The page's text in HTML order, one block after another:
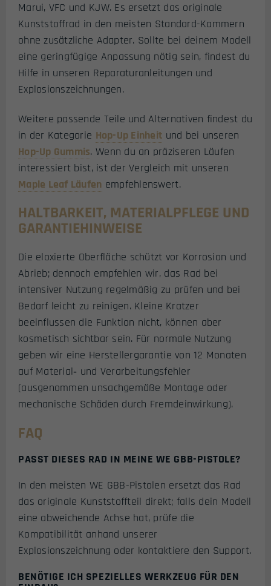
Marui, VFC und KJW. Es ersetzt das originale
Kunststoffrad in den meisten Standard-Kammern
ohne zusätzliche Adapter. Sollte bei deinem Modell
eine geringfügige Anpassung nötig sein, findest du
Hilfe in unseren Reparaturanleitungen und
Explosionszeichnungen.
Weitere passende Teile und Alternativen findest du
in der Kategorie Hop-Up Einheit und bei unseren
Hop-Up Gummis. Wenn du an präziseren Läufen
interessiert bist, ist der Vergleich mit unseren
Maple Leaf Läufen empfehlenswert.
HALTBARKEIT, MATERIALPFLEGE UND
GARANTIEHINWEISE
Die eloxierte Oberfläche schützt vor Korrosion und
Abrieb; dennoch empfehlen wir, das Rad bei
intensiver Nutzung regelmäßig zu prüfen und bei
Bedarf leicht zu reinigen. Kleine Kratzer
beeinflussen die Funktion nicht, können aber
kosmetisch sichtbar sein. Für normale Nutzung
geben wir eine Herstellergarantie von 12 Monaten
auf Material‑ und Verarbeitungsfehler
(ausgenommen unsachgemäße Montage oder
mechanische Schäden durch Fremdeinwirkung).
FAQ
PASST DIESES RAD IN MEINE WE GBB-PISTOLE?
In den meisten WE GBB-Pistolen ersetzt das Rad
das originale Kunststoffteil direkt; falls dein Modell
eine abweichende Achse hat, prüfe die
Kompatibilität anhand unserer
Explosionszeichnung oder kontaktiere den Support.
BENÖTIGE ICH SPEZIELLES WERKZEUG FÜR DEN